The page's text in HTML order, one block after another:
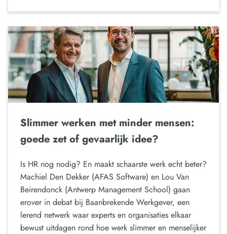
Slimmer werken met minder mensen:
goede zet of gevaarlijk idee?
Is HR nog nodig? En maakt schaarste werk echt beter?
Machiel Den Dekker (AFAS Software) en Lou Van
Beirendonck (Antwerp Management School) gaan
erover in debat bij Baanbrekende Werkgever, een
lerend netwerk waar experts en organisaties elkaar
bewust uitdagen rond hoe werk slimmer en menselijker